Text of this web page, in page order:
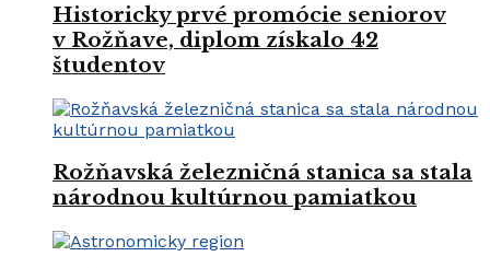
Historicky prvé promócie seniorov
v Rožňave, diplom získalo 42
študentov
Rožňavská železničná stanica sa stala
národnou kultúrnou pamiatkou